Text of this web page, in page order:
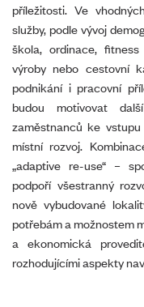
příležitosti. Ve
služby, podle vývoj
škola, ordinace,
výroby nebo cestovní
podnikání i pracovní
budou motivovat
zaměstnanců ke
místní rozvoj.
„adaptive re-use“ –
podpoří všestranný
nově vybudované
potřebám a možnostem
a ekonomická
rozhodujícími aspekty